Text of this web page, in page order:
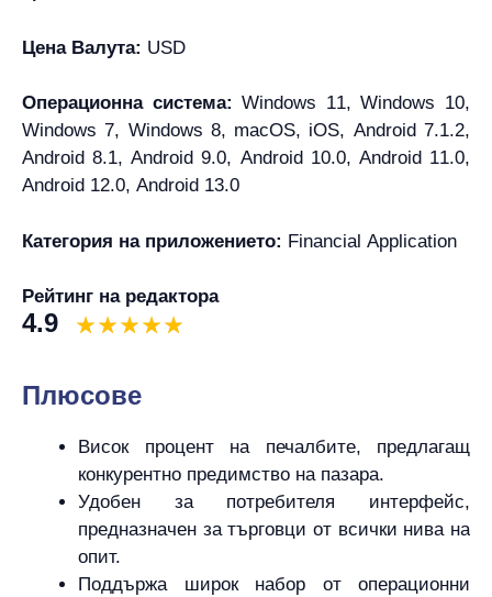
Цена Валута: USD
Операционна система: Windows 11, Windows 10,
Windows 7, Windows 8, macOS, iOS, Android 7.1.2,
Android 8.1, Android 9.0, Android 10.0, Android 11.0,
Android 12.0, Android 13.0
Категория на приложението: Financial Application
Рейтинг на редактора
4.9
Плюсове
Висок процент на печалбите, предлагащ
конкурентно предимство на пазара.
Удобен за потребителя интерфейс,
предназначен за търговци от всички нива на
опит.
Поддържа широк набор от операционни